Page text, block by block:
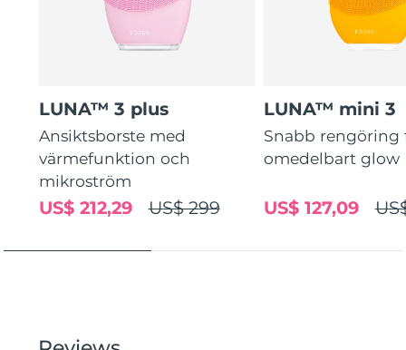
LUNA™ 3 plus
Ansiktsborste med
värmefunktion och
mikroström
US$ 299
US$ 212,29
LUNA™ mini 3
Snabb rengöring
omedelbart glow
US$ 127,09